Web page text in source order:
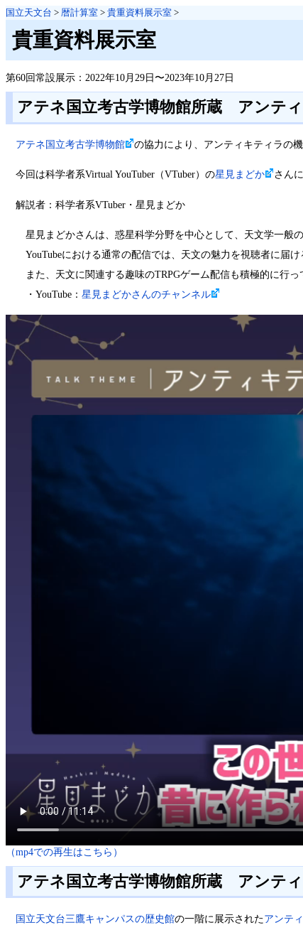
国立天文台 > 暦計算室 > 貴重資料展示室 >
貴重資料展示室
第60回常設展示：2022年10月29日〜2023年10月27日
アテネ国立考古学博物館所蔵 アンテ
アテネ国立考古学博物館 の協力により、アンティキティラの
今回は科学者系Virtual YouTuber（VTuber）の星見まどか さん
解説者：科学者系VTuber・星見まどか
星見まどかさんは、惑星科学分野を中心として、天文学一般
YouTubeにおける通常の配信では、天文の魅力を視聴者に届け
また、天文に関連する趣味のTRPGゲーム配信も積極的に行っ
・YouTube： 星見まどかさんのチャンネル
（mp4での再生はこちら）
アテネ国立考古学博物館所蔵 アンテ
国立天文台三鷹キャンパスの歴史館の一階に展示されたアンテ